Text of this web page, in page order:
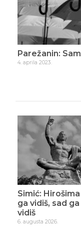
Parežanin:
4. aprila 2023.
Simić: Hirošima
ga vidiš, sad ga
vidiš
6. augusta 2026.